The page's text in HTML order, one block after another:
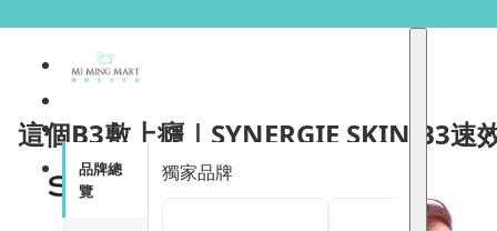
品牌總
覽
獨家品牌
這個B3敷上癮｜SYNERGIE SKIN B3速